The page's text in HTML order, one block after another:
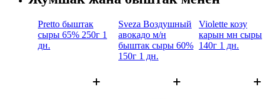
Pretto быштак
сыры 65% 250г 1
дн.
Sveza Воздушный
авокадо м/н
быштак сыры 60%
150г 1 дн.
Violette козу
карын мн сыры
140г 1 дн.